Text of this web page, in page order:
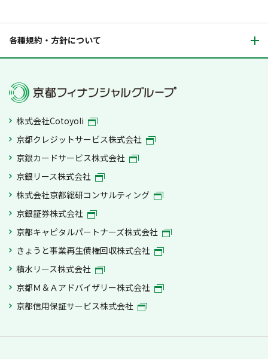
各種規約・方針について
株式会社Cotoyoli
京都クレジットサービス株式会社
京銀カードサービス株式会社
京銀リース株式会社
株式会社京都総研コンサルティング
京銀証券株式会社
京都キャピタルパートナーズ株式会社
きょうと事業再生債権回収株式会社
積水リース株式会社
京都Ｍ＆Ａアドバイザリー株式会社
京都信用保証サービス株式会社